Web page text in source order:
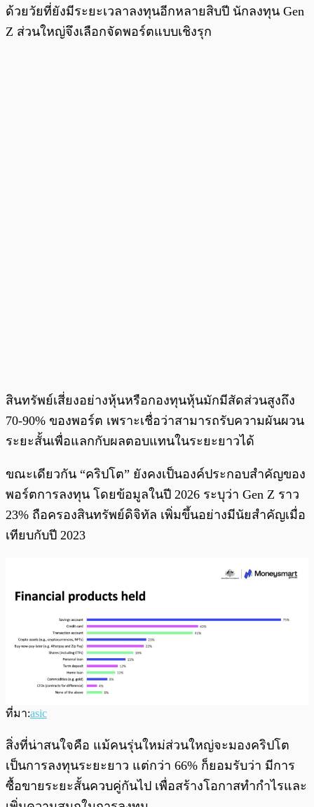
ด้วยวัยที่ยังมีระยะเวลาลงทุนอีกหลายสิบปี นักลงทุน Gen
Z ส่วนใหญ่จึงเลือกจัดพอร์ตแบบเชิงรุก
สินทรัพย์เสี่ยงอย่างหุ้นหรือกองทุนหุ้นมักมีสัดส่วนสูงถึง
70-90% ของพอร์ต เพราะเชื่อว่าสามารถรับความผันผวน
ระยะสั้นเพื่อแลกกับผลตอบแทนในระยะยาวได้
ขณะเดียวกัน “คริปโต” ยังคงเป็นองค์ประกอบสำคัญของ
พอร์ตการลงทุน โดยข้อมูลในปี 2026 ระบุว่า Gen Z ราว
23% ถือครองสินทรัพย์ดิจิทัล เพิ่มขึ้นอย่างมีนัยสำคัญเมื่อ
เทียบกับปี 2023
ที่มา:asic
สิ่งที่น่าสนใจคือ แม้คนรุ่นใหม่ส่วนใหญ่จะมองคริปโต
เป็นการลงทุนระยะยาว แต่กว่า 66% ก็ยอมรับว่า มีการ
ซื้อขายระยะสั้นควบคู่กันไป เพื่อสร้างโอกาสทำกำไรและ